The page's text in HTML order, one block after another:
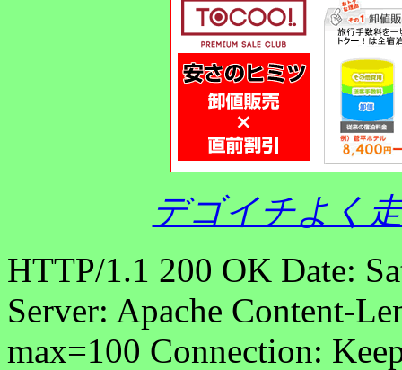
デゴイチよく
HTTP/1.1 200 OK Date:
Server: Apache Content-
max=100 Connection: